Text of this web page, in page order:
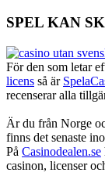
SPEL KAN
För den som letar
licens så är
recenserar alla
Är du från Norge
finns det senaste
På Casinodealen.se
casinon, licenser